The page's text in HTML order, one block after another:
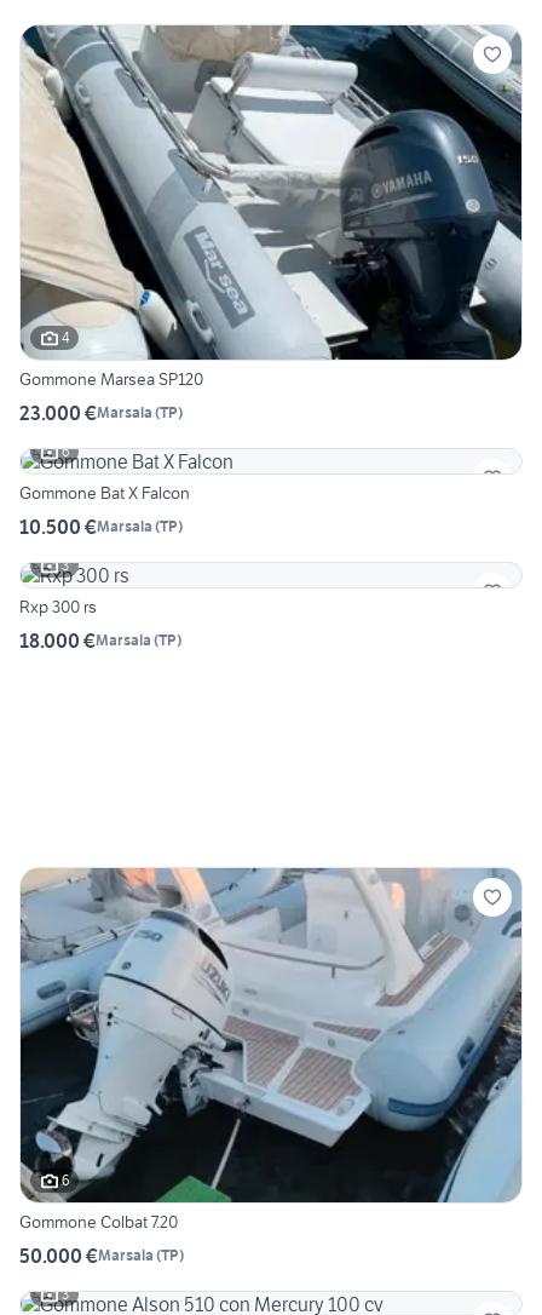
4
Gommone Marsea SP120
23.000 €Marsala (TP)
6
Gommone Bat X Falcon
10.500 €Marsala (TP)
3
Rxp 300 rs
18.000 €Marsala (TP)
6
Gommone Colbat 7.20
50.000 €Marsala (TP)
3